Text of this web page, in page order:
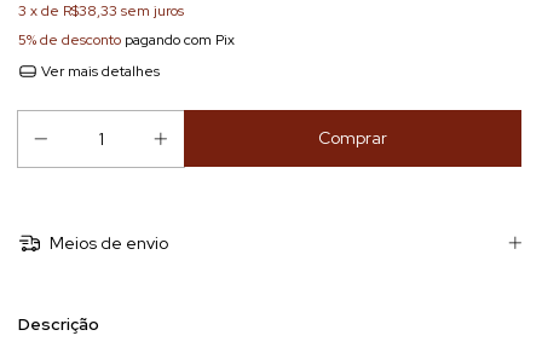
3 x de R$38,33 sem juros
5% de desconto pagando com Pix
Ver mais detalhes
Meios de envio
Descrição